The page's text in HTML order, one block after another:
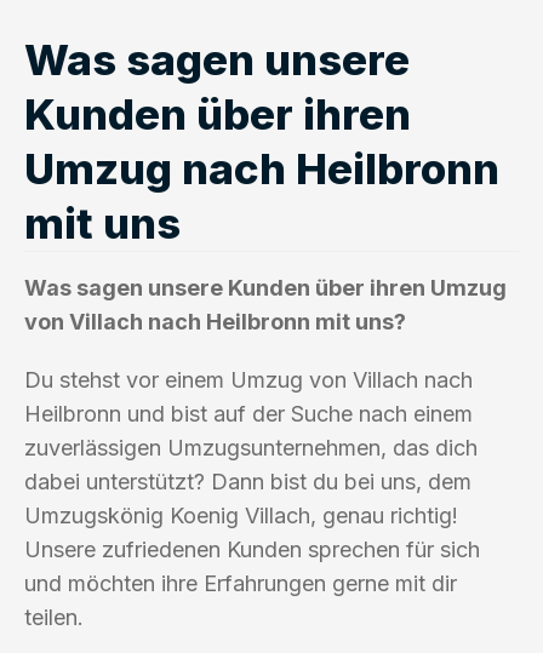
Was sagen unsere
Kunden über ihren
Umzug nach Heilbronn
mit uns
Was sagen unsere Kunden über ihren Umzug
von Villach nach Heilbronn mit uns?
Du stehst vor einem Umzug von Villach nach
Heilbronn und bist auf der Suche nach einem
zuverlässigen Umzugsunternehmen, das dich
dabei unterstützt? Dann bist du bei uns, dem
Umzugskönig Koenig Villach, genau richtig!
Unsere zufriedenen Kunden sprechen für sich
und möchten ihre Erfahrungen gerne mit dir
teilen.